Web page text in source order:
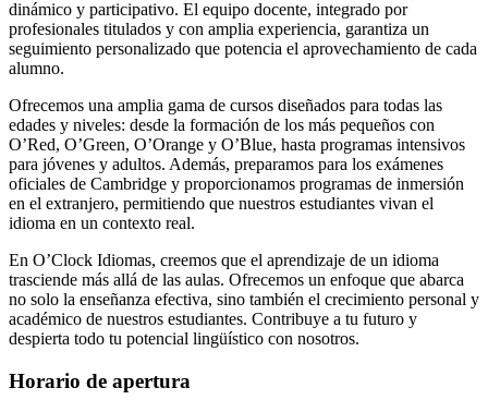
dinámico y participativo. El equipo docente, integrado por
profesionales titulados y con amplia experiencia, garantiza un
seguimiento personalizado que potencia el aprovechamiento de cada
alumno.
Ofrecemos una amplia gama de cursos diseñados para todas las
edades y niveles: desde la formación de los más pequeños con
O’Red, O’Green, O’Orange y O’Blue, hasta programas intensivos
para jóvenes y adultos. Además, preparamos para los exámenes
oficiales de Cambridge y proporcionamos programas de inmersión
en el extranjero, permitiendo que nuestros estudiantes vivan el
idioma en un contexto real.
En O’Clock Idiomas, creemos que el aprendizaje de un idioma
trasciende más allá de las aulas. Ofrecemos un enfoque que abarca
no solo la enseñanza efectiva, sino también el crecimiento personal y
académico de nuestros estudiantes. Contribuye a tu futuro y
despierta todo tu potencial lingüístico con nosotros.
Horario de apertura